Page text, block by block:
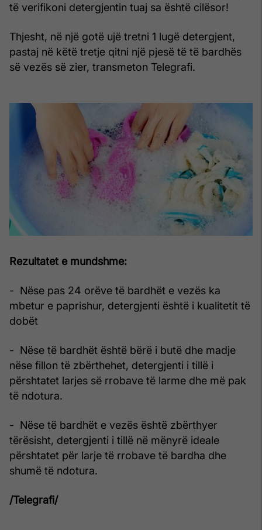
të verifikoni detergjentin tuaj sa është cilësor!
Thjesht, në një gotë ujë tretni 1 lugë detergjent,
pastaj në këtë tretje qitni një pjesë të të bardhës
së vezës së zier, transmeton Telegrafi.
Rezultatet e mundshme:
- Nëse pas 24 orëve të bardhët e vezës ka
mbetur e paprishur, detergjenti është i kualitetit të
dobët
- Nëse të bardhët është bërë i butë dhe madje
nëse fillon të zbërthehet, detergjenti i tillë i
përshtatet larjes së rrobave të larme dhe më pak
të ndotura.
- Nëse të bardhët e vezës është zbërthyer
tërësisht, detergjenti i tillë në mënyrë ideale
përshtatet për larje të rrobave të bardha dhe
shumë të ndotura.
/Telegrafi/